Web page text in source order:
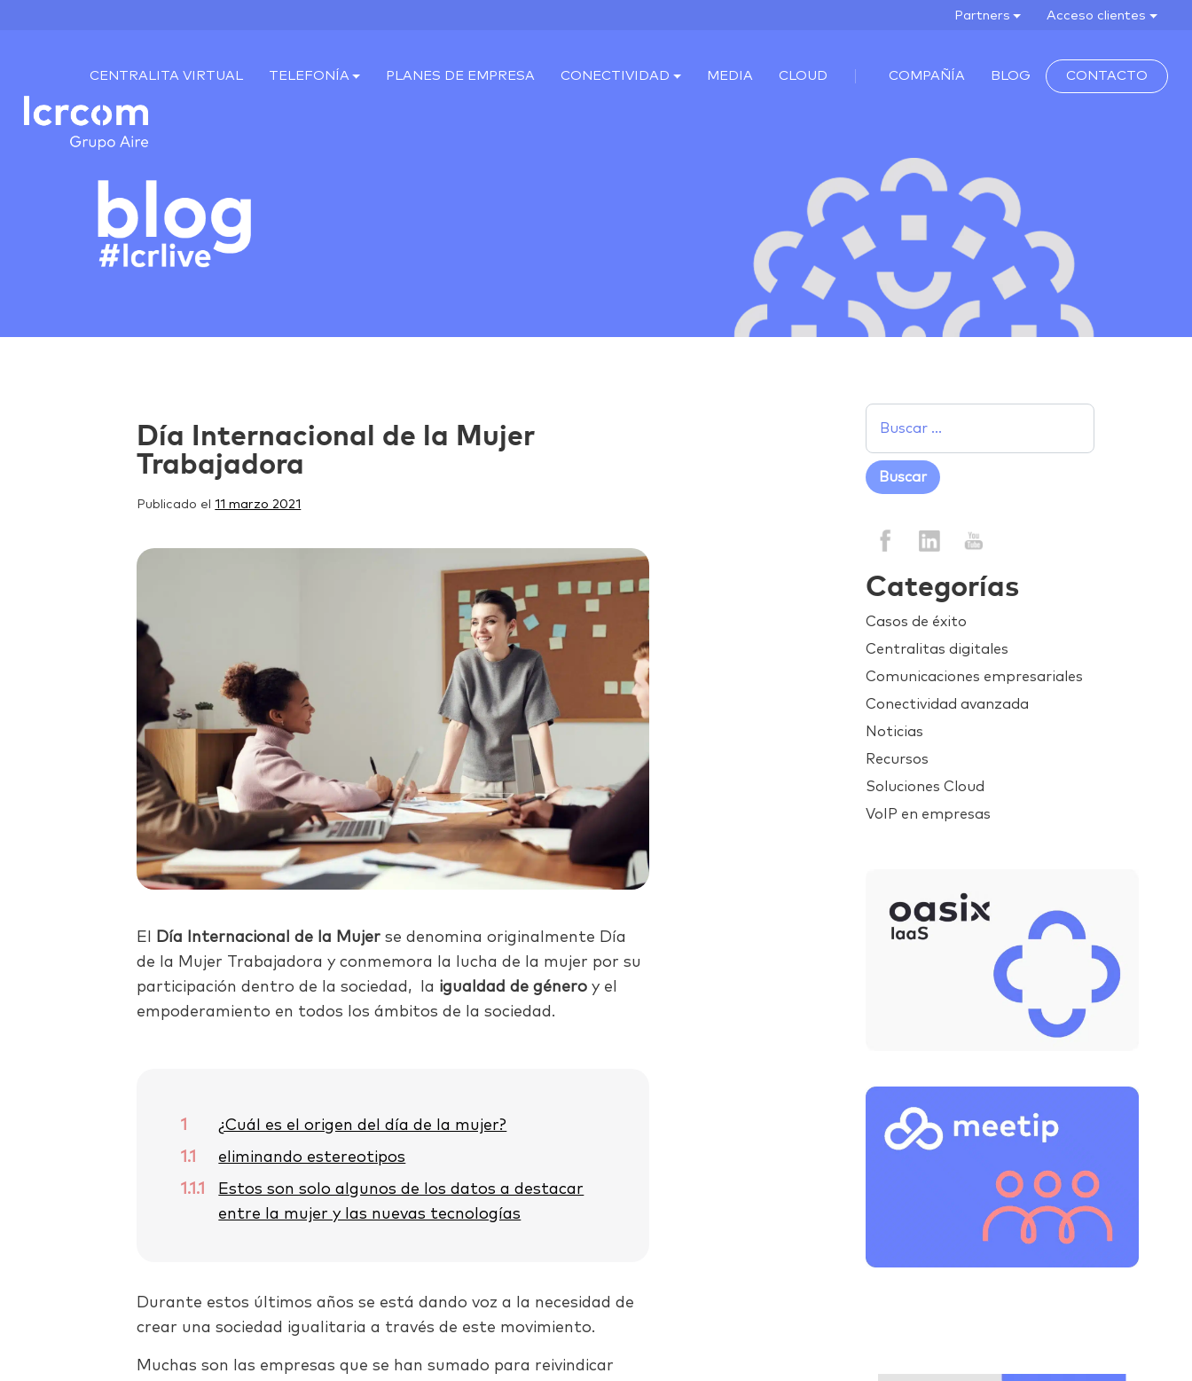
Partners Acceso clientes
CENTRALITA VIRTUAL TELEFONÍA PLANES DE EMPRESA CONECTIVIDAD MEDIA CLOUD COMPAÑÍA BLOG CONTACTO
Día Internacional de la Mujer
Trabajadora
Publicado el 11 marzo 2021
El Día Internacional de la Mujer se denomina originalmente Día
de la Mujer Trabajadora y conmemora la lucha de la mujer por su
participación dentro de la sociedad, la igualdad de género y el
empoderamiento en todos los ámbitos de la sociedad.
1
¿Cuál es el origen del día de la mujer?
1.1
eliminando estereotipos
1.1.1
Estos son solo algunos de los datos a destacar
entre la mujer y las nuevas tecnologías
Durante estos últimos años se está dando voz a la necesidad de
crear una sociedad igualitaria a través de este movimiento.
Muchas son las empresas que se han sumado para reivindicar
Categorías
Casos de éxito
Centralitas digitales
Comunicaciones empresariales
Conectividad avanzada
Noticias
Recursos
Soluciones Cloud
VoIP en empresas